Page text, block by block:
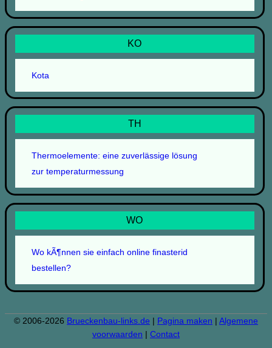
KO
Kota
TH
Thermoelemente: eine zuverlässige lösung
zur temperaturmessung
WO
Wo kÃ¶nnen sie einfach online finasterid
bestellen?
© 2006-2026 Brueckenbau-links.de | Pagina maken | Algemene
voorwaarden | Contact